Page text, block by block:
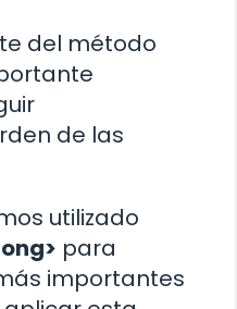
del método
de las
utilizado
para
importantes